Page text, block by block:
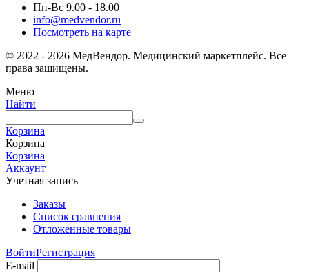
Пн-Вс 9.00 - 18.00
info@medvendor.ru
Посмотреть на карте
© 2022 - 2026 МедВендор. Медицинский маркетплейс. Все
права защищены.
Меню
Найти
Корзина
Корзина
Корзина
Аккаунт
Учетная запись
Заказы
Список сравнения
Отложенные товары
ВойтиРегистрация
E-mail